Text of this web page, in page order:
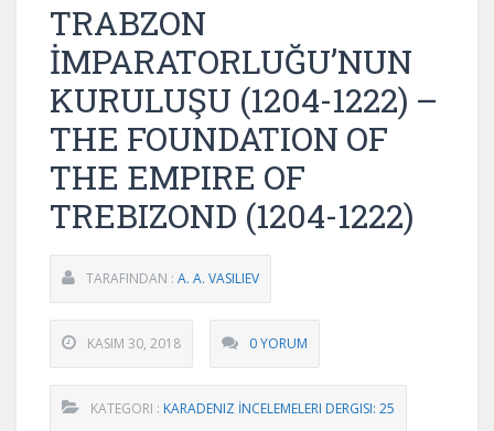
TRABZON
İMPARATORLUĞU’NUN
KURULUŞU (1204-1222) –
THE FOUNDATION OF
THE EMPIRE OF
TREBIZOND (1204-1222)
TARAFINDAN : A. A. VASILIEV
KASIM 30, 2018 0 YORUM
KATEGORI : KARADENIZ İNCELEMELERI DERGISI: 25